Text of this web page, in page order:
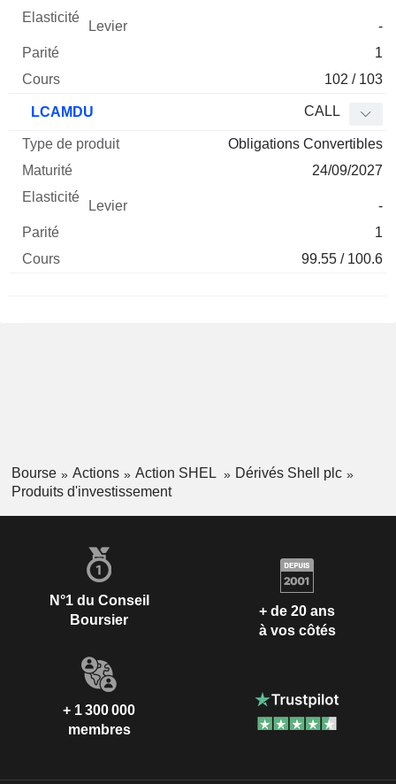
-
1
102 / 103
LCAMDU CALL
Obligations Convertibles
24/09/2027
-
1
99.55 / 100.6
Bourse Actions Action SHEL
Dérivés Shell plc
Produits d'investissement
N°1 du Conseil
Boursier
+ de 20 ans
à vos côtés
+ 1 300 000
membres